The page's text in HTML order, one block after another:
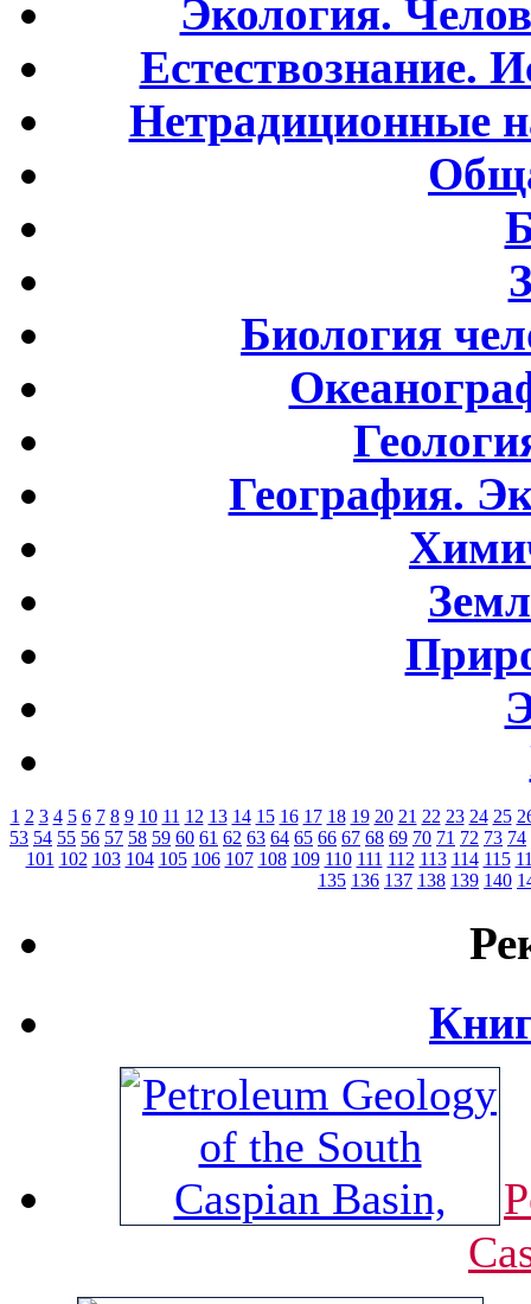
Экология.
Естествознание.
Нетрадиционные
Биология
География.
1 2 3 4 5 6 7 8 9 10 11 12 13 14 15 16 17 18 19 20 21 22 23 24 25
53 54 55 56 57 58 59 60 61 62 63 64 65 66 67 68 69 70 71 72 73 74
101 102 103 104 105 106 107 108 109 110 111 112 113 114 115
135 136 137 138 139 140